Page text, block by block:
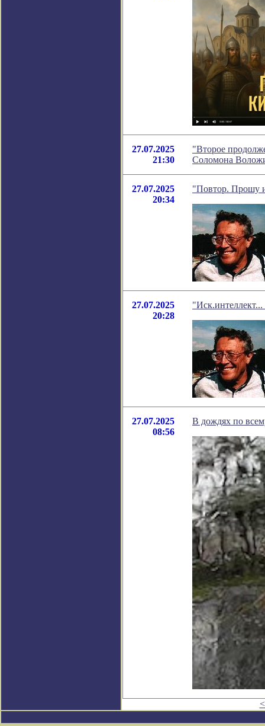
27.07.2025
21:30
"Второе
Соломона
27.07.2025
20:34
"Повтор. Прошу
27.07.2025
20:28
"Иск.интеллект...
27.07.2025
08:56
В дождях по